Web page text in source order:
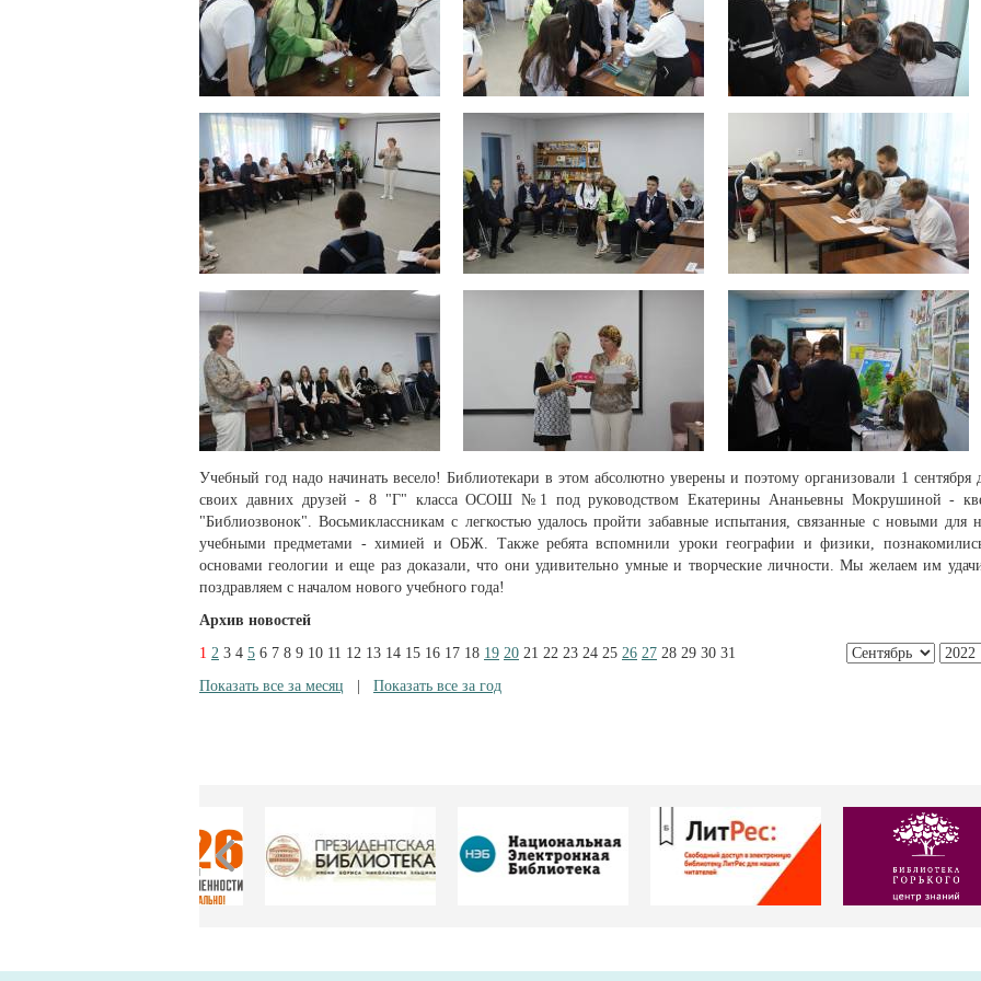
Учебный год надо начинать весело! Библиотекари в этом абсолютно уверены и поэтому организовали 1 сентября
своих давних друзей - 8 "Г" класса ОСОШ №1 под руководством Екатерины Ананьевны Мокрушиной -
"Библиозвонок". Восьмиклассникам с легкостью удалось пройти забавные испытания, связанные с новыми для
учебными предметами - химией и ОБЖ. Также ребята вспомнили уроки географии и физики,
основами геологии и еще раз доказали, что они удивительно умные и творческие личности. Мы желаем им
поздравляем с началом нового учебного года!
Архив новостей
1 2 3 4 5 6 7 8 9 10 11 12 13 14 15 16 17 18 19 20 21 22 23 24 25 26 27 28 29 30 31
Показать все за месяц
Показать все за год